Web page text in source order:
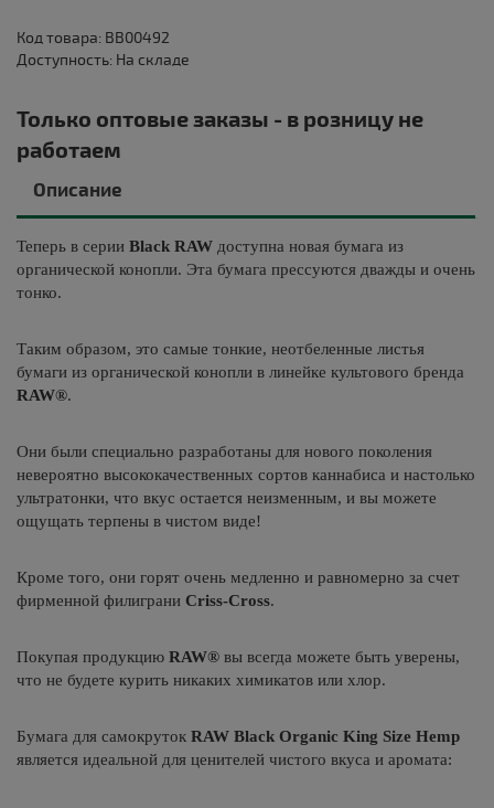
Код товара: BB00492
Доступность: На складе
Только оптовые заказы - в розницу не
работаем
Описание
Теперь в серии Black RAW доступна новая бумага из
органической конопли. Эта бумага прессуются дважды и очень
тонко.
Таким образом, это самые тонкие, неотбеленные листья
бумаги из органической конопли в линейке культового бренда
RAW®.
Они были специально разработаны для нового поколения
невероятно высококачественных сортов каннабиса и настолько
ультратонки, что вкус остается неизменным, и вы можете
ощущать терпены в чистом виде!
Кроме того, они горят очень медленно и равномерно за счет
фирменной филиграни Criss-Cross.
Покупая продукцию RAW® вы всегда можете быть уверены,
что не будете курить никаких химикатов или хлор.
Бумага для самокруток RAW Black Organic King Size Hemp
является идеальной для ценителей чистого вкуса и аромата: